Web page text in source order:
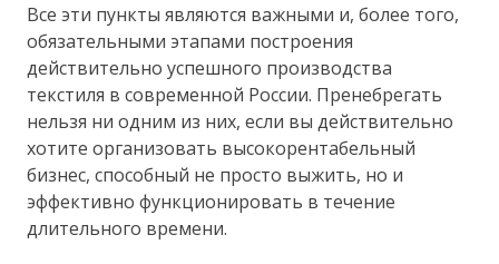
Все эти пункты являются важными и, более того,
обязательными этапами построения
действительно успешного производства
текстиля в современной России. Пренебрегать
нельзя ни одним из них, если вы действительно
хотите организовать высокорентабельный
бизнес, способный не просто выжить, но и
эффективно функционировать в течение
длительного времени.